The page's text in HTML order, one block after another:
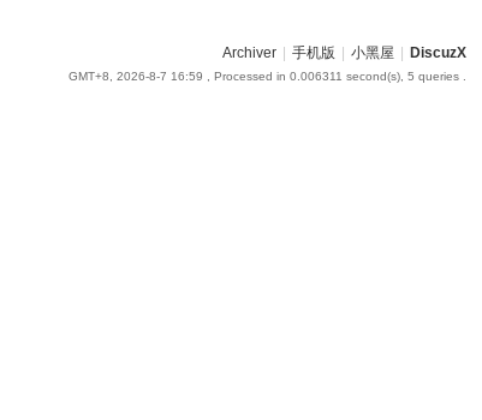
Archiver 手机版 小黑屋 DiscuzX
GMT+8, 2026-8-7 16:59 , Processed in 0.006311 second(s), 5 queries .